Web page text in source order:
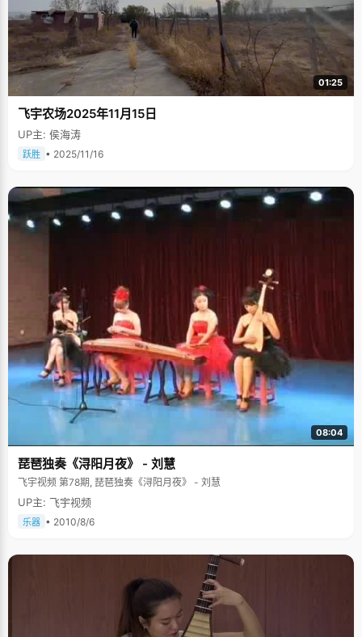
01:25
飞宇农场2025年11月15日
UP主: 侯海涛
跃胜 • 2025/11/16
08:04
琵琶独奏《浔阳月夜》 - 刘慧
飞宇视频 第78期, 琵琶独奏《浔阳月夜》 - 刘慧
UP主: 飞宇视频
乐器 • 2010/8/6